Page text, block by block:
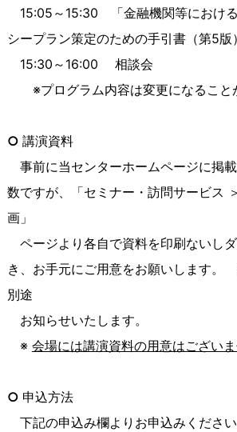
15:05～15:30 「金融機関等におけ
シープラン策定のための手引書（第5版
15:30～16:00 相談会
※プログラム内容は変更になること
○ 講演資料
事前に当センターホームページに掲
数ですが、「セミナー・訪問サービス
画」
ページより各自で資料を印刷ないし
き、お手元にご用意をお願いします。
別途
お知らせいたします。
※ 会場には講演資料の用意はござい
○ 申込方法
下記の申込み欄よりお申込みください